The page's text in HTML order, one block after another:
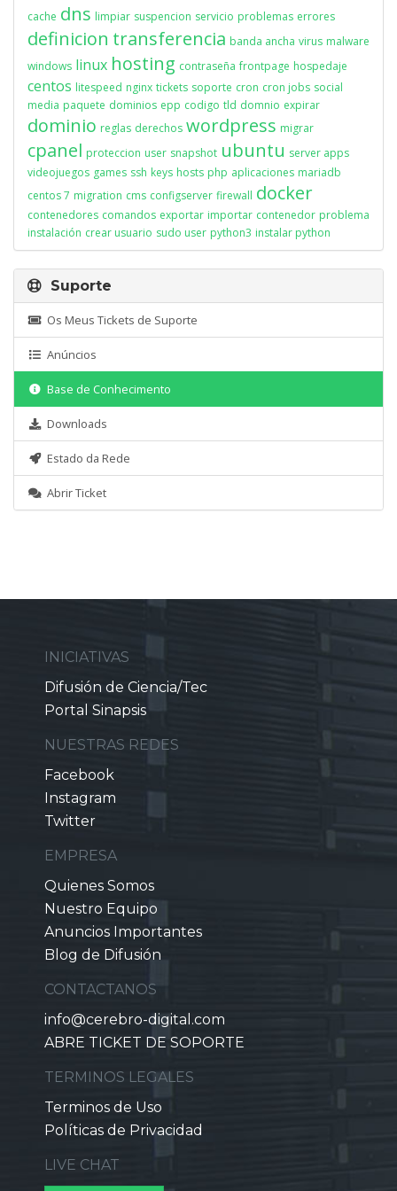
cache dns limpiar suspencion servicio problemas errores
definicion transferencia banda ancha virus malware
windows linux hosting contraseña frontpage hospedaje
centos litespeed nginx tickets soporte cron cron jobs social
media paquete dominios epp codigo tld domnio expirar
dominio reglas derechos wordpress migrar
cpanel proteccion user snapshot ubuntu server apps
videojuegos games ssh keys hosts php aplicaciones mariadb
centos 7 migration cms configserver firewall docker
contenedores comandos exportar importar contenedor problema
instalación crear usuario sudo user python3 instalar python
Suporte
Os Meus Tickets de Suporte
Anúncios
Base de Conhecimento
Downloads
Estado da Rede
Abrir Ticket
INICIATIVAS
Difusión de Ciencia/Tec
Portal Sinapsis
NUESTRAS REDES
Facebook
Instagram
Twitter
EMPRESA
Quienes Somos
Nuestro Equipo
Anuncios Importantes
Blog de Difusión
CONTACTANOS
info@cerebro-digital.com
ABRE TICKET DE SOPORTE
TERMINOS LEGALES
Terminos de Uso
Políticas de Privacidad
LIVE CHAT